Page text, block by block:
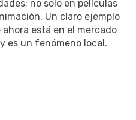
no solo en películas
Un claro ejemplo
ahora está en el mercado
es un fenómeno local.